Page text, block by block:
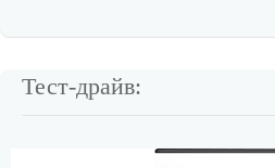
Тест-драйв: